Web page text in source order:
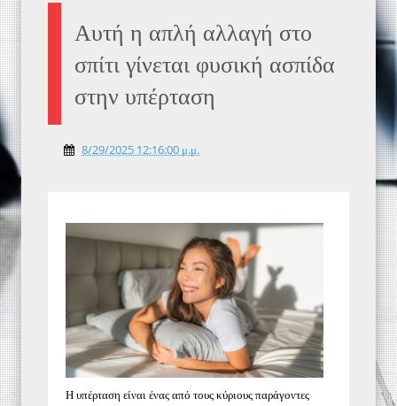
Αυτή η απλή αλλαγή στο
σπίτι γίνεται φυσική ασπίδα
στην υπέρταση
8/29/2025 12:16:00 μ.μ.
Η υπέρταση είναι ένας από τους κύριους παράγοντες